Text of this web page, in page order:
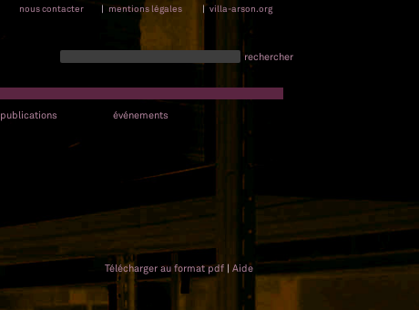
nous contacter | mentions légales | villa-arson.org
rechercher
publications événements
Télécharger au format pdf | Aide